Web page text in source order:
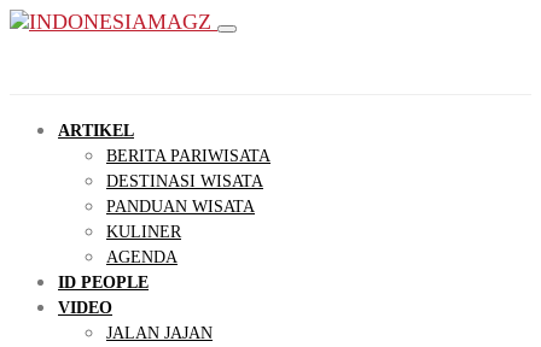
ARTIKEL
BERITA PARIWISATA
DESTINASI WISATA
PANDUAN WISATA
KULINER
AGENDA
ID PEOPLE
VIDEO
JALAN JAJAN